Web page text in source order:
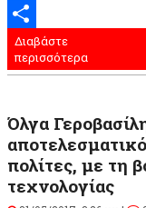
Email
Μοιραστείτε
Διαβάστε
περισσότερα
Όλγα
πολίτες, με τη
τεχνολογίας